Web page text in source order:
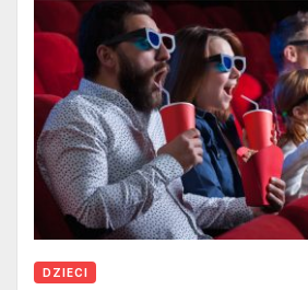
DZIECI